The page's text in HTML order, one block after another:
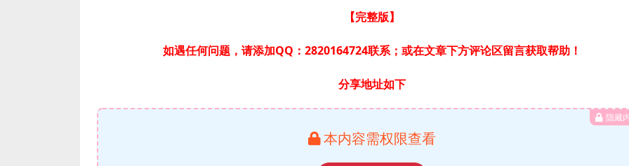
【完整版】
如遇任何问题，请添加QQ：2820164724联系；或在文章下方评论区留言获取帮助！
分享地址如下
隐藏
本内容需权限查看